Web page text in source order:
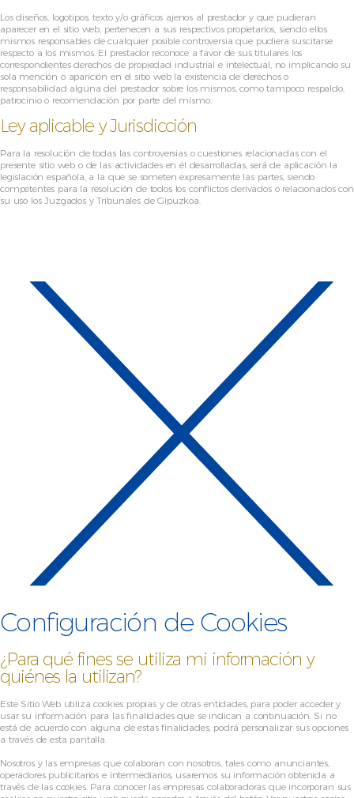
Los diseños, logotipos, texto y/o gráficos ajenos al prestador y que pudieran
aparecer en el sitio web, pertenecen a sus respectivos propietarios, siendo ellos
mismos responsables de cualquier posible controversia que pudiera suscitarse
respecto a los mismos. El prestador reconoce a favor de sus titulares los
correspondientes derechos de propiedad industrial e intelectual, no implicando su
sola mención o aparición en el sitio web la existencia de derechos o
responsabilidad alguna del prestador sobre los mismos, como tampoco respaldo,
patrocinio o recomendación por parte del mismo.
Ley aplicable y Jurisdicción
Para la resolución de todas las controversias o cuestiones relacionadas con el
presente sitio web o de las actividades en él desarrolladas, será de aplicación la
legislación española, a la que se someten expresamente las partes, siendo
competentes para la resolución de todos los conflictos derivados o relacionados con
su uso los Juzgados y Tribunales de Gipuzkoa.
Configuración de Cookies
¿Para qué fines se utiliza mi información y
quiénes la utilizan?
Este Sitio Web utiliza cookies propias y de otras entidades, para poder acceder y
usar su información para las finalidades que se indican a continuación. Si no
está de acuerdo con alguna de estas finalidades, podrá personalizar sus opciones
a través de esta pantalla.
Nosotros y las empresas que colaboran con nosotros, tales como anunciantes,
operadores publicitarios e intermediarios, usaremos su información obtenida a
través de las cookies. Para conocer las empresas colaboradoras que incorporan sus